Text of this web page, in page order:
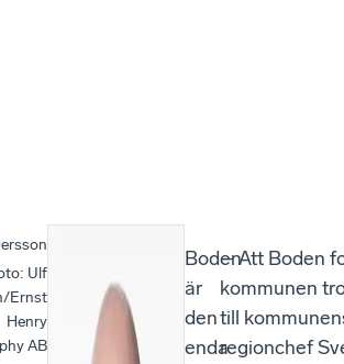
: Ulf
Ernst
Henry
AB
Boden
är
den
enda
– Att Boden
kommunen
till
regionchef